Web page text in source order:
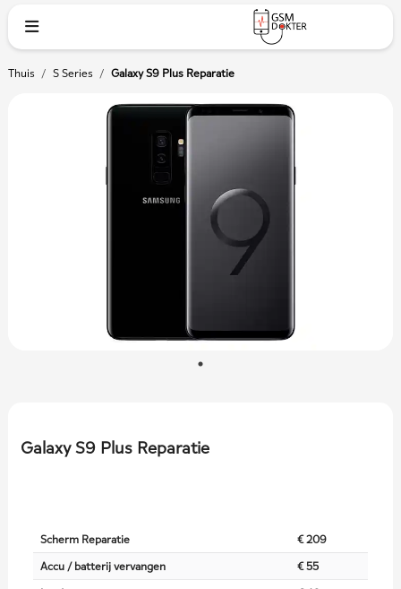
Thuis / S Series / Galaxy S9 Plus Reparatie
Galaxy S9 Plus Reparatie
Scherm Reparatie
€ 209
Accu / batterij vervangen
€ 55